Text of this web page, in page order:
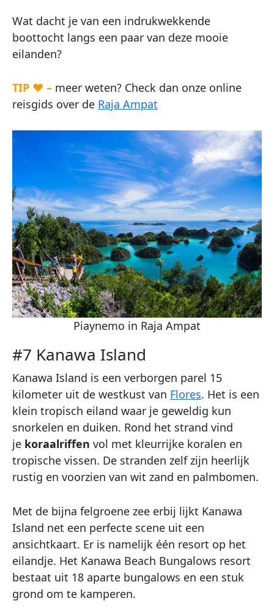
Wat dacht je van een indrukwekkende
boottocht langs een paar van deze mooie
eilanden?
TIP ♥ – meer weten? Check dan onze online
reisgids over de Raja Ampat
Piaynemo in Raja Ampat
#7 Kanawa Island
Kanawa Island is een verborgen parel 15
kilometer uit de westkust van Flores. Het is een
klein tropisch eiland waar je geweldig kun
snorkelen en duiken. Rond het strand vind
je koraalriffen vol met kleurrijke koralen en
tropische vissen. De stranden zelf zijn heerlijk
rustig en voorzien van wit zand en palmbomen.
Met de bijna felgroene zee erbij lijkt Kanawa
Island net een perfecte scene uit een
ansichtkaart. Er is namelijk één resort op het
eilandje. Het Kanawa Beach Bungalows resort
bestaat uit 18 aparte bungalows en een stuk
grond om te kamperen.